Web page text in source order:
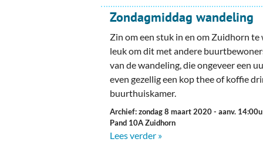
Zondagmiddag wandeling
Zin om een stuk in en om Zuidhorn te
leuk om dit met andere
van de wandeling, die ongeveer een
even gezellig een kop thee of koffie
buurthuiskamer.
Archief: zondag 8 maart 2020- aanv. 14:00u
Pand 10A Zuidhorn
Lees verder »